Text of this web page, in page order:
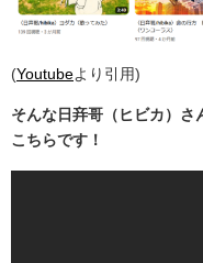
(Youtubeより引用)
そんな日竎哥（ヒビカ）
こちらです！